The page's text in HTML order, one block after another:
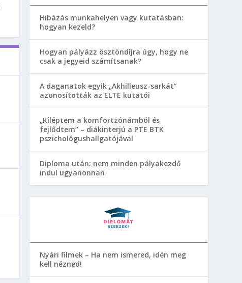
Hibázás munkahelyen vagy kutatásban:
hogyan kezeld?
Hogyan pályázz ösztöndíjra úgy, hogy ne
csak a jegyeid számítsanak?
A daganatok egyik „Akhilleusz-sarkát”
azonosították az ELTE kutatói
„Kiléptem a komfortzónámból és
fejlődtem” – diákinterjú a PTE BTK
pszichológushallgatójával
Diploma után: nem minden pályakezdő
indul ugyanonnan
Nyári filmek – Ha nem ismered, idén meg
kell nézned!